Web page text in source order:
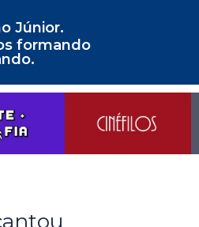
Júnior.
formando